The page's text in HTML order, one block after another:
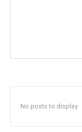
No posts to display